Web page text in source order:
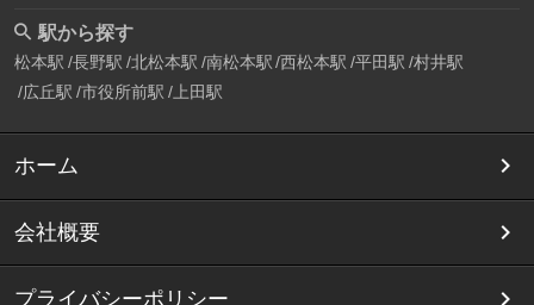
駅から探す
松本駅 長野駅 北松本駅 南松本駅 西松本駅 平田駅 村井駅
広丘駅 市役所前駅 上田駅
ホーム
会社概要
プライバシーポリシー